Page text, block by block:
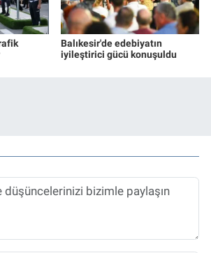
Balıkesir'de edebiyatın
iyileştirici gücü konuşuldu